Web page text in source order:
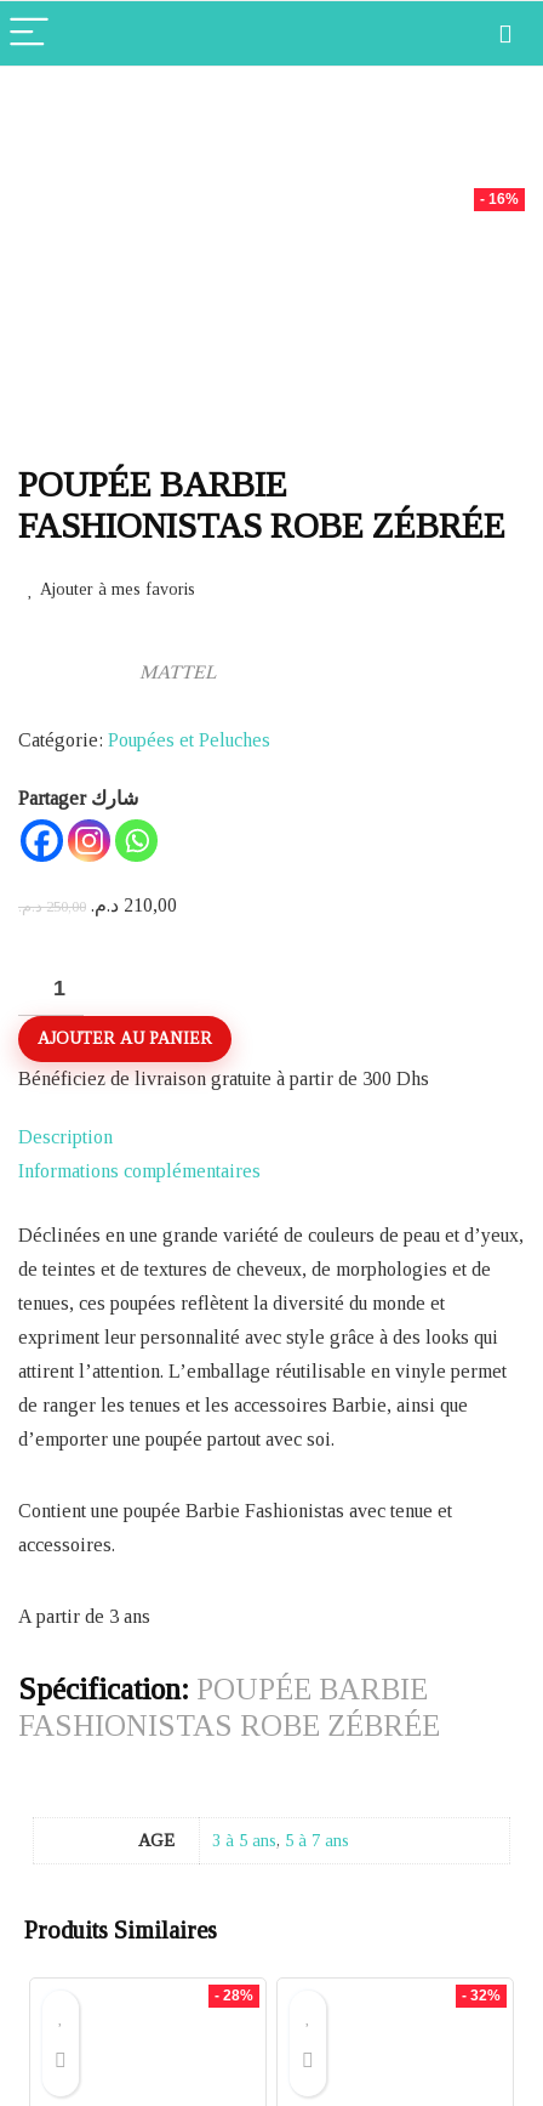
- 16%
POUPÉE BARBIE
FASHIONISTAS ROBE ZÉBRÉE
Ajouter à mes favoris
MATTEL
Catégorie: Poupées et Peluches
Partager شارك
250,00 د.م.
Le
250,00 د.م..
210,00 د.م.
quantité
de
POUPÉE
BARBIE
ROBE
ZÉBRÉE
AJOUTER AU PANIER
Bénéficiez de livraison gratuite à partir de 300 Dhs
Description
Informations complémentaires
Déclinées en une grande variété de couleurs de peau et d’yeux,
de teintes et de textures de cheveux, de morphologies et de
tenues, ces poupées reflètent la diversité du monde et
expriment leur personnalité avec style grâce à des looks qui
attirent l’attention. L’emballage réutilisable en vinyle permet
de ranger les tenues et les accessoires Barbie, ainsi que
d’emporter une poupée partout avec soi.
Contient une poupée Barbie Fashionistas avec tenue et
accessoires.
A partir de 3 ans
Spécification: POUPÉE BARBIE
FASHIONISTAS ROBE ZÉBRÉE
AGE 3 à 5 ans, 5 à 7 ans
Produits Similaires
- 28% - 32%